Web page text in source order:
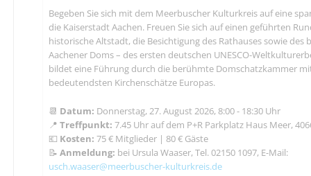
Begeben Sie sich mit dem Meerbuscher Kulturkreis auf eine
die Kaiserstadt Aachen. Freuen Sie sich auf einen geführten
historische Altstadt, die Besichtigung des Rathauses sowie des
Aachener Doms – des ersten deutschen UNESCO-
bildet eine Führung durch die berühmte Domschatzkammer
bedeutendsten Kirchenschätze Europas.
📆 Datum: Donnerstag, 27. August 2026, 8:00 - 18:30 Uhr
📍Treffpunkt: 7.45 Uhr auf dem P+R Parkplatz Haus Meer,
💶 Kosten:75 € Mitglieder | 80 € Gäste
📝Anmeldung: bei Ursula Waaser, Tel. 02150 1097, E-Mail:
usch.waaser@meerbuscher-kulturkreis.de